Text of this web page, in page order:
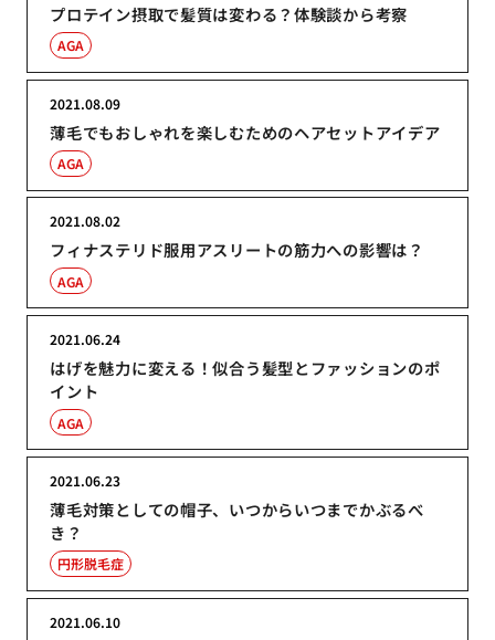
プロテイン摂取で髪質は変わる？体験談から考察
AGA
薄毛でもおしゃれを楽しむためのヘアセットアイデア
2021.08.09
AGA
フィナステリド服用アスリートの筋力への影響は？
2021.08.02
AGA
はげを魅力に変える！似合う髪型とファッションのポ
イント
2021.06.24
AGA
薄毛対策としての帽子、いつからいつまでかぶるべ
き？
2021.06.23
円形脱毛症
2021.06.10